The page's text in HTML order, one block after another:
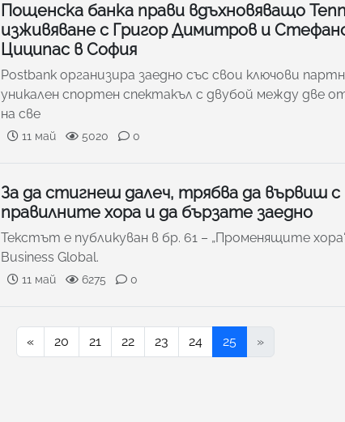
Пощенска банка прави вдъхновяващо
изживяване с Григор Димитров и
Циципас в София
Postbank организира заедно със свои ключови
уникален спортен спектакъл с двубой между две
на све
11 май 5020 0
За да стигнеш далеч, трябва да вървиш с
правилните хора и да бързате заедно
Текстът е публикуван в бр. 61 – „Променящите
Business Global.
11 май 6275 0
« 20 21 22 23 24 25 »